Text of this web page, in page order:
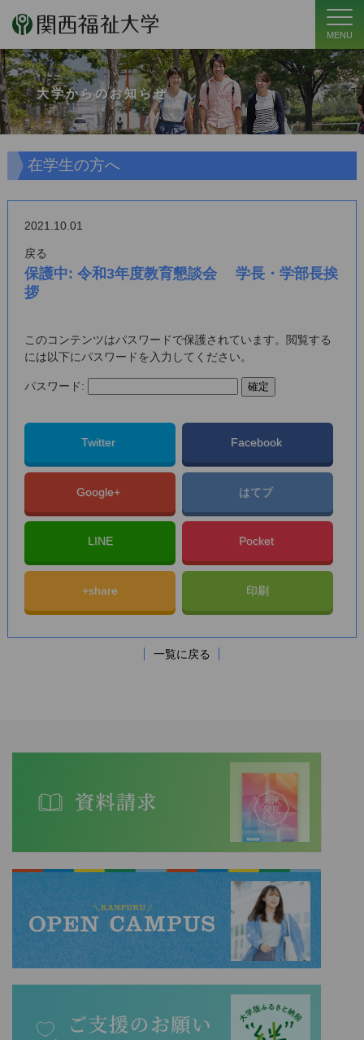
MENU
大学からのお知らせ
在学生の方へ
2021.10.01
戻る
保護中: 令和3年度教育懇談会 学長・学部長挨
拶
このコンテンツはパスワードで保護されています。閲覧する
には以下にパスワードを入力してください。
パスワード:
Twitter Facebook
Google+ はてブ
LINE Pocket
+share 印刷
一覧に戻る